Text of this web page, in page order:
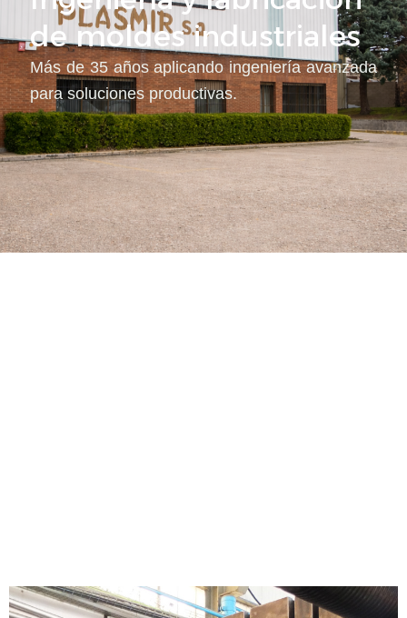
de moldes industriales
Más de 35 años aplicando ingeniería avanzada
para soluciones productivas.